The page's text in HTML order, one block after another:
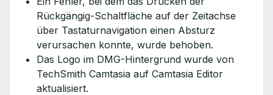
Rückgängig-Schaltfläche auf der Zeitachse
über Tastaturnavigation einen Absturz
verursachen konnte, wurde behoben.
Das Logo im DMG-Hintergrund wurde von
TechSmith Camtasia auf Camtasia Editor
aktualisiert.